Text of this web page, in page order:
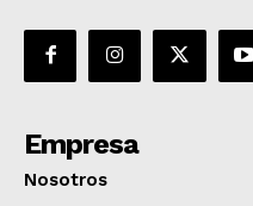
Empresa
Nosotros